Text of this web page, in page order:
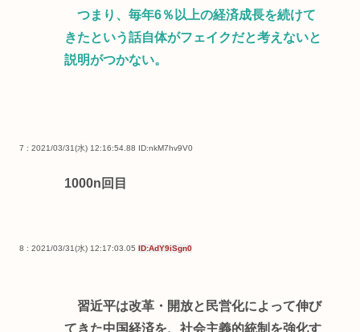
つまり、毎年6％以上の経済成長を続けて
きたという話自体がフェイクだと考えないと
説明がつかない。
7 : 2021/03/31(水) 12:16:54.88 ID:nkM7hv9V0
1000n回目
8 : 2021/03/31(水) 12:17:03.05 ID:AdY9iSgn0
習近平は改革・開放と民営化によって伸び
てきた中国経済を、社会主義的統制を強化す